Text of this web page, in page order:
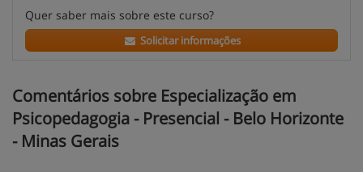
Quer saber mais sobre este curso?
Solicitar informações
Comentários sobre Especialização em
Psicopedagogia - Presencial - Belo Horizonte
- Minas Gerais